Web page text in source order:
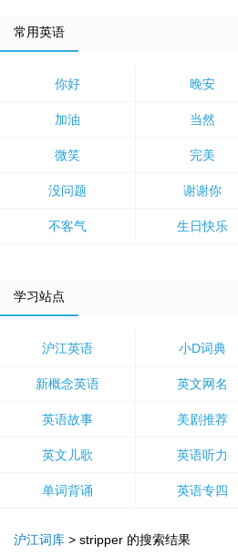
常用英语
你好 晚安
加油 当然
微笑 完美
没问题 谢谢你
不客气 生日快乐
学习站点
沪江英语 小D词典
新概念英语 英文网名
英语故事 美剧推荐
英文儿歌 英语听力
单词背诵 英语专四
沪江词库 > stripper 的搜索结果